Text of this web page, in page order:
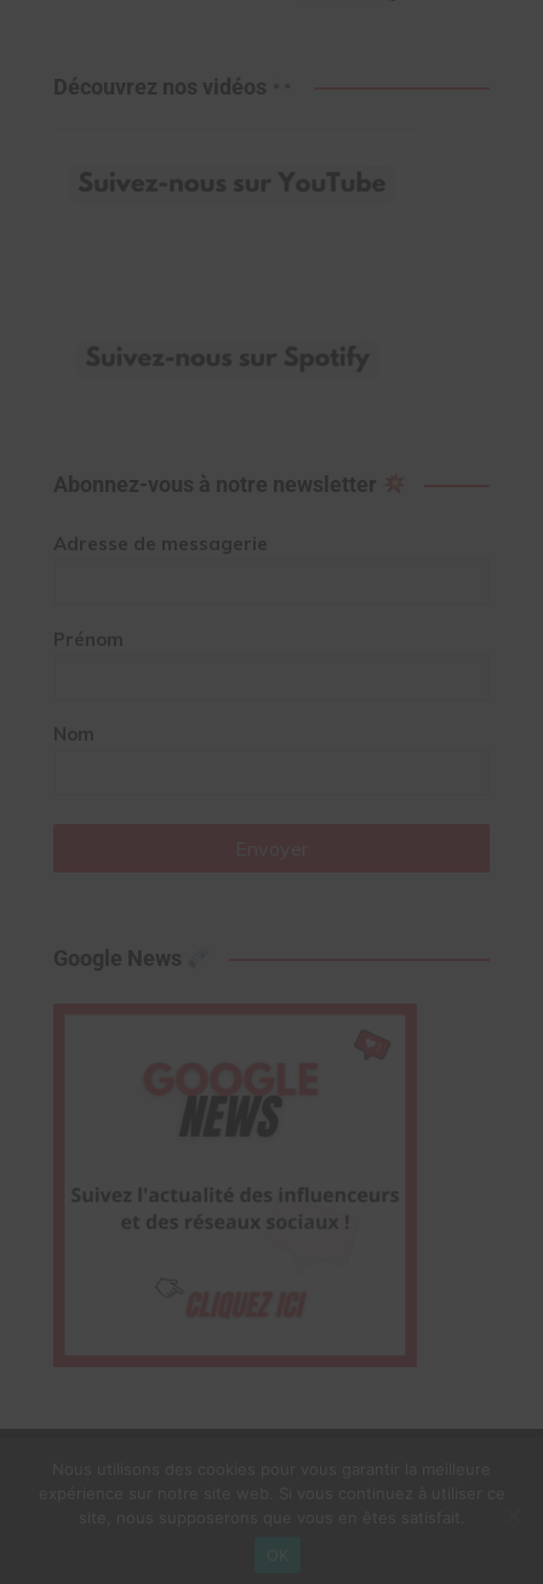
Découvrez nos vidéos
Abonnez-vous à notre newsletter
Adresse de messagerie
Prénom
Nom
Google News
À propos
OK